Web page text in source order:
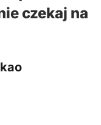
czekaj na